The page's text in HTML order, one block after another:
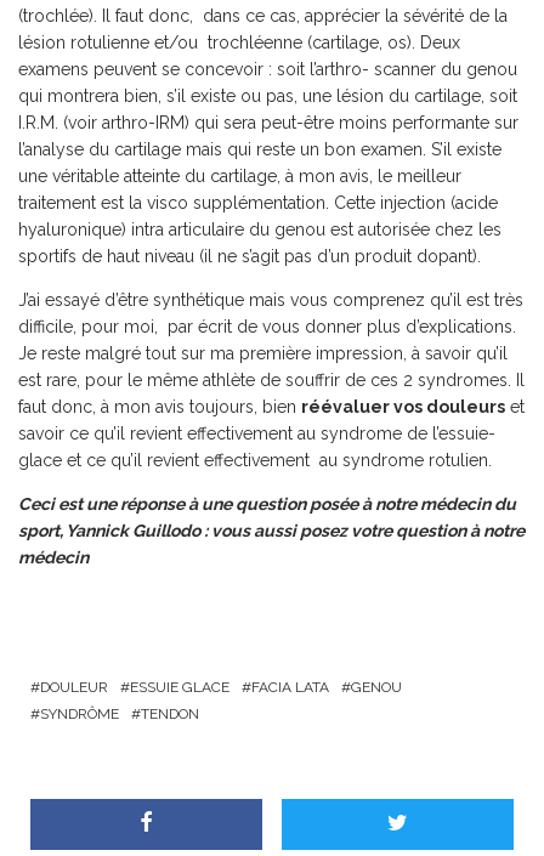
(trochlée). Il faut donc, dans ce cas, apprécier la sévérité de la
lésion rotulienne et/ou trochléenne (cartilage, os). Deux
examens peuvent se concevoir : soit l’arthro- scanner du genou
qui montrera bien, s’il existe ou pas, une lésion du cartilage, soit
I.R.M. (voir arthro-IRM) qui sera peut-être moins performante sur
l’analyse du cartilage mais qui reste un bon examen. S’il existe
une véritable atteinte du cartilage, à mon avis, le meilleur
traitement est la visco supplémentation. Cette injection (acide
hyaluronique) intra articulaire du genou est autorisée chez les
sportifs de haut niveau (il ne s’agit pas d’un produit dopant).
J’ai essayé d’être synthétique mais vous comprenez qu’il est très
difficile, pour moi, par écrit de vous donner plus d’explications.
Je reste malgré tout sur ma première impression, à savoir qu’il
est rare, pour le même athlète de souffrir de ces 2 syndromes. Il
faut donc, à mon avis toujours, bien réévaluer vos douleurs et
savoir ce qu’il revient effectivement au syndrome de l’essuie-
glace et ce qu’il revient effectivement au syndrome rotulien.
Ceci est une réponse à une question posée à notre médecin du
sport, Yannick Guillodo :vous aussi posez votre question à notre
médecin
DOULEUR ESSUIE GLACE FACIA LATA
GENOU
SYNDRÔME
TENDON